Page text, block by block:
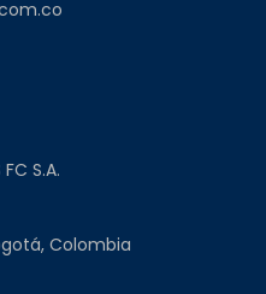
S.A.
Colombia